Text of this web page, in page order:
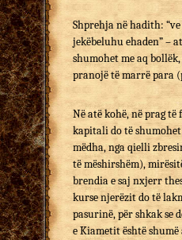
Shprehja në hadith:
jekëbeluhu ehaden” –
shumohet me aq
pranojë të marrë para
Në atë kohë, në prag të
kapitali do të
mëdha, nga qielli
të mëshirshëm),
brendia e saj nxjerr
kurse njerëzit do të
pasurinë, për shkak se
e Kiametit është